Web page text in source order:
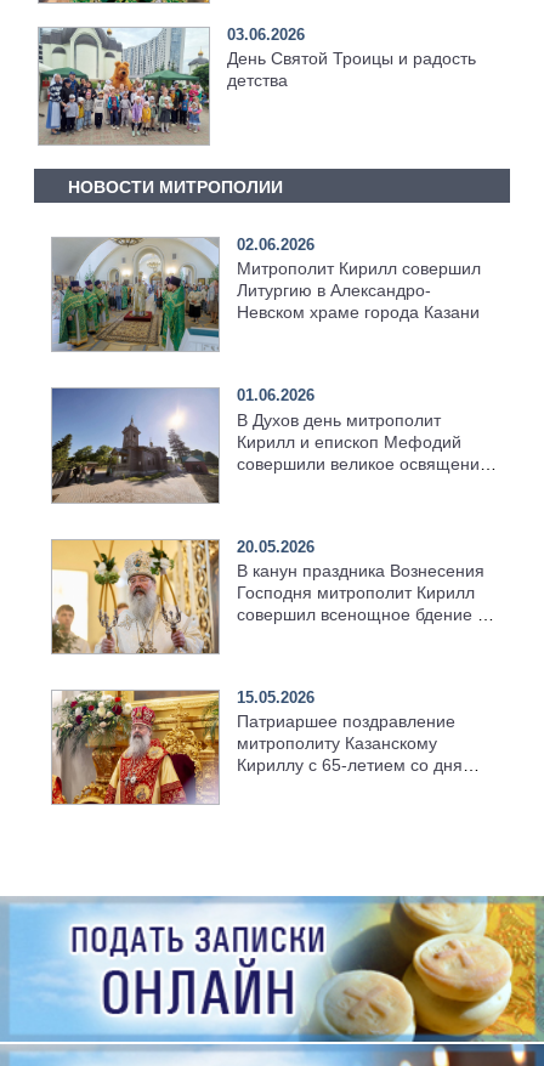
03.06.2026
День Святой Троицы и радость
детства
НОВОСТИ МИТРОПОЛИИ
02.06.2026
Митрополит Кирилл совершил
Литургию в Александро-
Невском храме города Казани
01.06.2026
В Духов день митрополит
Кирилл и епископ Мефодий
совершили великое освящение
20.05.2026
В канун праздника Вознесения
Господня митрополит Кирилл
совершил всенощное бдение в
15.05.2026
Патриаршее поздравление
митрополиту Казанскому
Кириллу с 65-летием со дня